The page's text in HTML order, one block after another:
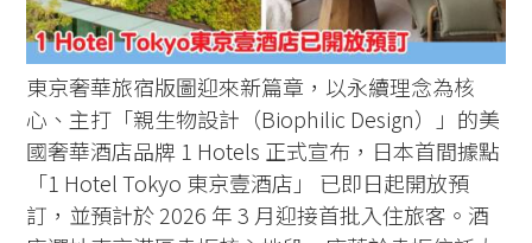
東京奢華旅宿版圖迎來新篇章，以永續理念為核
心、主打「親生物設計（Biophilic Design）」的美
國奢華酒店品牌 1 Hotels 正式宣布，日本首間據點
「1 Hotel Tokyo 東京壹酒店」 已即日起開放預
訂，並預計於 2026 年 3 月迎接首批入住旅客。酒